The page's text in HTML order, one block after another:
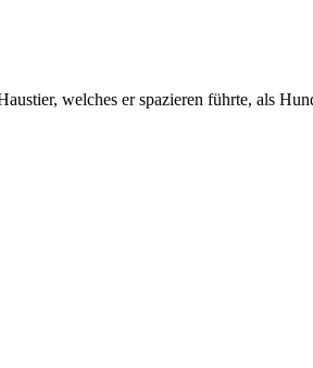
welches er spazieren führte, als